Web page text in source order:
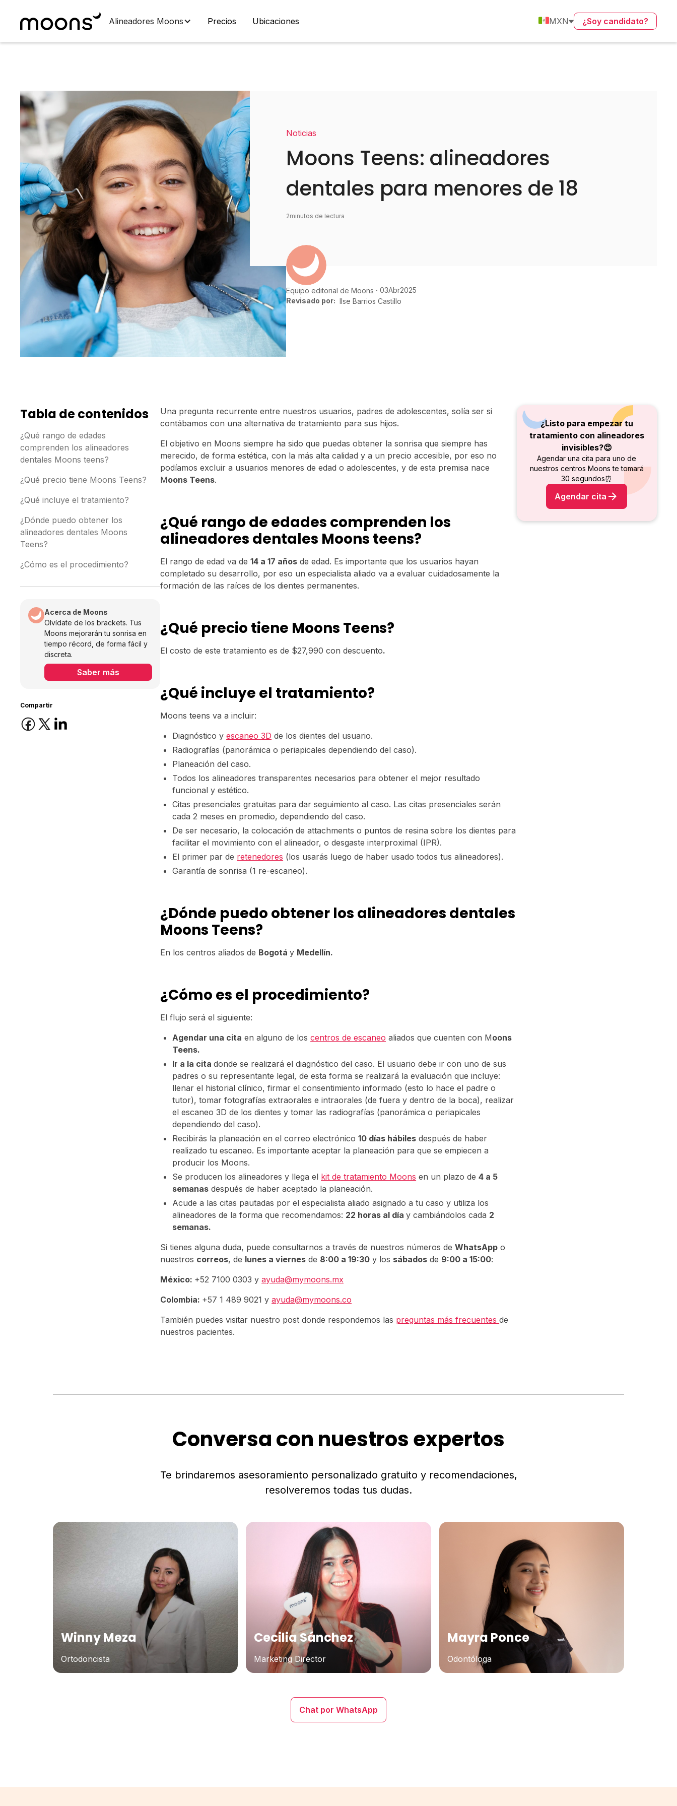
Alineadores Moons Precios Ubicaciones MXN ¿Soy candidato?
Noticias
Moons Teens: alineadores
dentales para menores de 18
2minutos de lectura
Equipo editorial de Moons 03Abr2025
Revisado por: Ilse Barrios Castillo
Tabla de contenidos
¿Qué rango de edades
comprenden los alineadores
dentales Moons teens?
¿Qué precio tiene Moons Teens?
¿Qué incluye el tratamiento?
¿Dónde puedo obtener los
alineadores dentales Moons
Teens?
¿Cómo es el procedimiento?
Acerca de Moons
Olvídate de los brackets. Tus
Moons mejorarán tu sonrisa en
tiempo récord, de forma fácil y
discreta.
Saber más
Compartir
Una pregunta recurrente entre nuestros usuarios, padres de adolescentes, solía ser si
contábamos con una alternativa de tratamiento para sus hijos.
El objetivo en Moons siempre ha sido que puedas obtener la sonrisa que siempre has
merecido, de forma estética, con la más alta calidad y a un precio accesible, por eso no
podíamos excluir a usuarios menores de edad o adolescentes, y de esta premisa nace
Moons Teens.
¿Qué rango de edades comprenden los
alineadores dentales Moons teens?
El rango de edad va de14 a 17 años de edad. Es importante que los usuarios hayan
completado su desarrollo, por eso un especialista aliado va a evaluar cuidadosamente la
formación de las raíces de los dientes permanentes.
¿Qué precio tiene Moons Teens?
El costo de este tratamiento es de $27,990 con descuento.
¿Qué incluye el tratamiento?
Moons teens va a incluir:
Diagnóstico yescaneo 3D de los dientes del usuario.
Radiografías (panorámica o periapicales dependiendo del caso).
Planeación del caso.
Todos los alineadores transparentes necesarios para obtener el mejor resultado
funcional y estético.
Citas presenciales gratuitas para dar seguimiento al caso. Las citas presenciales serán
cada 2 meses en promedio, dependiendo del caso.
De ser necesario, la colocación de attachments o puntos de resina sobre los dientes para
facilitar el movimiento con el alineador, o desgaste interproximal (IPR).
El primer par de retenedores (los usarás luego de haber usado todos tus alineadores).
Garantía de sonrisa (1 re-escaneo).
¿Dónde puedo obtener los alineadores dentales
Moons Teens?
En los centros aliados de Bogotáy Medellín.
¿Cómo es el procedimiento?
El flujo será el siguiente:
Agendar una cita en alguno de loscentros de escaneo aliados que cuenten con Moons
Teens.
Ir a la citadonde se realizará el diagnóstico del caso. El usuario debe ir con uno de sus
padres o su representante legal, de esta forma se realizará la evaluación que incluye:
llenar el historial clínico, firmar el consentimiento informado (esto lo hace el padre o
tutor), tomar fotografías extraorales e intraorales (de fuera y dentro de la boca), realizar
el escaneo 3D de los dientes y tomar las radiografías (panorámica o periapicales
dependiendo del caso).
Recibirás la planeación en el correo electrónico10 días hábiles después de haber
realizado tu escaneo. Es importante aceptar la planeación para que se empiecen a
producir los Moons.
Se producen los alineadores y llega el kit de tratamiento Moons en un plazo de4 a 5
semanas después de haber aceptado la planeación.
Acude a las citas pautadas por el especialista aliado asignado a tu caso y utiliza los
alineadores de la forma que recomendamos: 22 horas al díay cambiándolos cada 2
semanas.
Si tienes alguna duda, puede consultarnos a través de nuestros números deWhatsApp o
nuestros correos, de lunes a viernes de 8:00 a 19:30 y los sábados de 9:00 a 15:00:
México: +52 7100 0303 yayuda@mymoons.mx
Colombia: +57 1 489 9021 yayuda@mymoons.co
También puedes visitar nuestro post donde respondemos las preguntas más frecuentesde
nuestros pacientes.
¿Listo para empezar tu
tratamiento con alineadores
invisibles?😍
Agendar una cita para uno de
nuestros centros Moons te tomará
30 segundos⏰
Agendar cita
Conversa con nuestros expertos
Te brindaremos asesoramiento personalizado gratuito y recomendaciones,
resolveremos todas tus dudas.
Winny Meza
Ortodoncista
Cecilia Sánchez
Marketing Director
Mayra Ponce
Odontóloga
Chat por WhatsApp